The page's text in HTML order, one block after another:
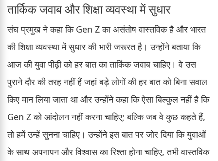
तार्किक जवाब और शिक्षा व्यवस्था में सुधार
संघ प्रमुख ने कहा कि Gen Z का असंतोष वास्तविक है और भारत
की शिक्षा व्यवस्था में सुधार की भारी जरूरत है। उन्होंने बताया कि
आज की युवा पीढ़ी को हर बात का तार्किक जवाब चाहिए। वे उस
पुराने दौर की तरह नहीं हैं जहां बड़े लोगों की हर बात को बिना सवाल
किए मान लिया जाता था और उन्होंने कहा कि ऐसा बिल्कुल नहीं है कि
Gen Z को आंदोलन नहीं करना चाहिए; बल्कि जब वे कुछ कहते हैं,
तो हमें उन्हें सुनना चाहिए। उन्होंने इस बात पर जोर दिया कि युवाओं
के साथ अपनापन और विश्वास का रिश्ता होना चाहिए, तभी वास्तविक